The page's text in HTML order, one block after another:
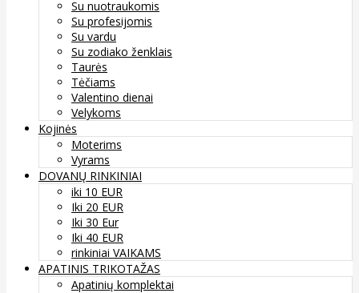
Su nuotraukomis
Su profesijomis
Su vardu
Su zodiako ženklais
Taurės
Tėčiams
Valentino dienai
Velykoms
Kojinės
Moterims
Vyrams
DOVANŲ RINKINIAI
iki 10 EUR
Iki 20 EUR
Iki 30 Eur
Iki 40 EUR
rinkiniai VAIKAMS
APATINIS TRIKOTAŽAS
Apatinių komplektai